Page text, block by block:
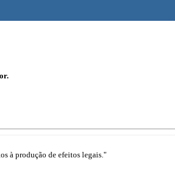
à produção de efeitos legais."